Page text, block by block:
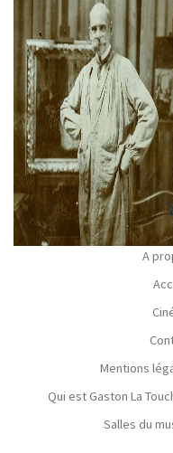
A
Mentions
Qui est Gaston La
Salles du